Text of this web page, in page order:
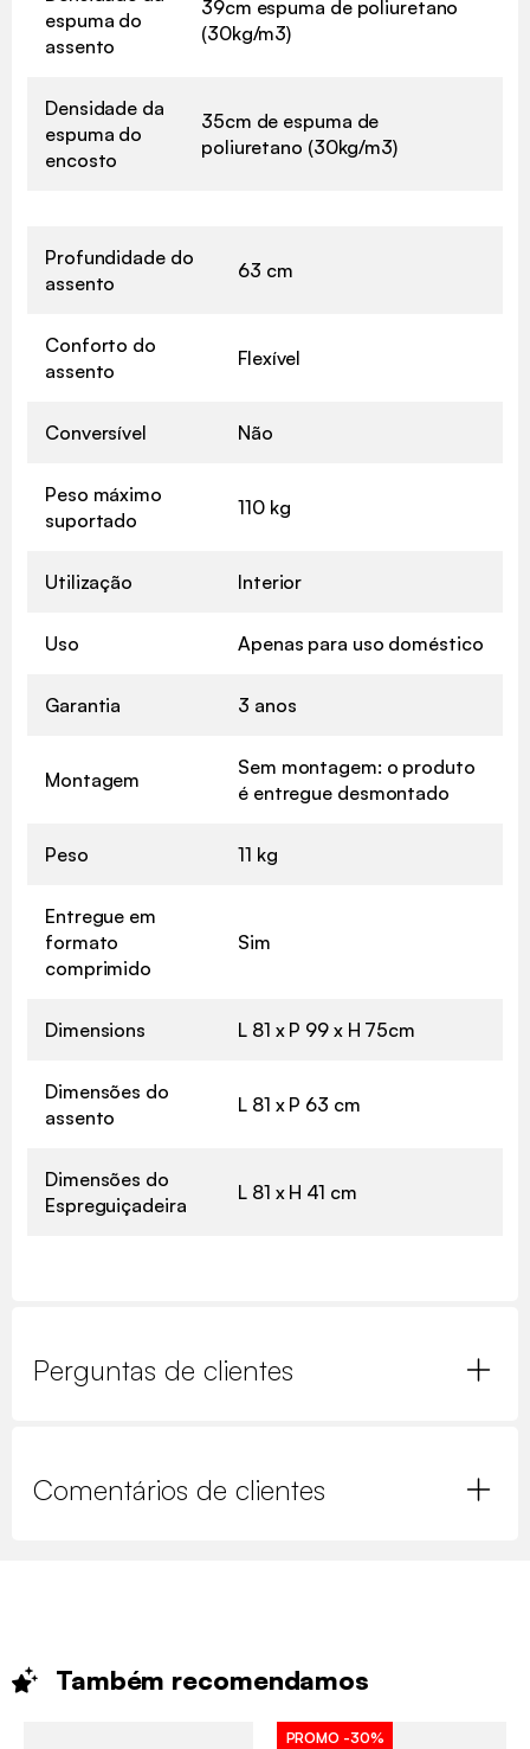
espuma do
assento
39cm espuma de poliuretano
(30kg/m3)
Densidade da
espuma do
encosto
35cm de espuma de
poliuretano (30kg/m3)
Profundidade do
assento
63 cm
Conforto do
assento
Flexível
Conversível Não
Peso máximo
suportado
110 kg
Utilização Interior
Uso Apenas para uso doméstico
Garantia 3 anos
Montagem
Sem montagem: o produto
é entregue desmontado
Peso 11 kg
Entregue em
formato
comprimido
Sim
Dimensions L 81 x P 99 x H 75cm
Dimensões do
assento
L 81 x P 63 cm
Dimensões do
Espreguiçadeira
L 81 x H 41 cm
Perguntas de clientes
Comentários de clientes
Também recomendamos
PROMO -30%